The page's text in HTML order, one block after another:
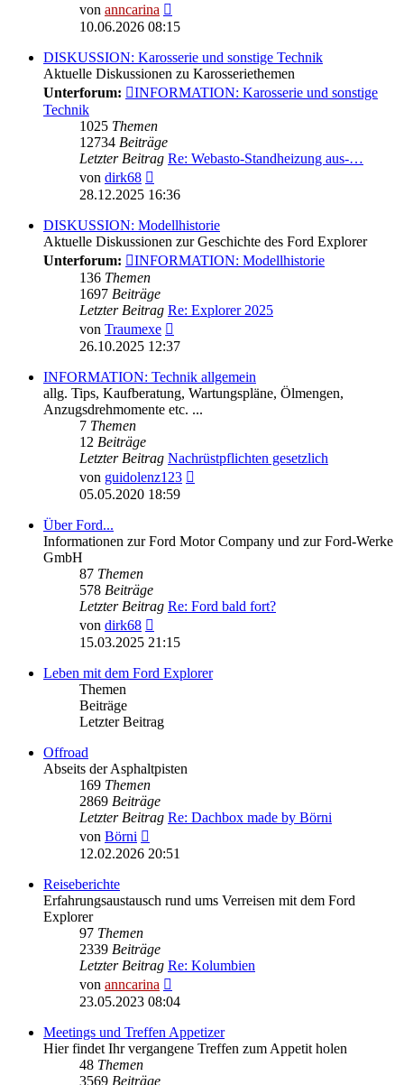
von anncarina
Beitrag
10.06.2026 08:15
DISKUSSION: Karosserie und sonstige Technik
Aktuelle Diskussionen zu Karosseriethemen
Unterforum:
INFORMATION: Karosserie und sonstige
Technik
1025 Themen
12734 Beiträge
Letzter Beitrag Re: Webasto-Standheizung aus-…
von dirk68
Beitrag
28.12.2025 16:36
DISKUSSION: Modellhistorie
Aktuelle Diskussionen zur Geschichte des Ford Explorer
Unterforum:
INFORMATION: Modellhistorie
136 Themen
1697 Beiträge
Letzter Beitrag Re: Explorer 2025
von Traumexe
Beitrag
26.10.2025 12:37
INFORMATION: Technik allgemein
allg. Tips, Kaufberatung, Wartungspläne, Ölmengen,
Anzugsdrehmomente etc. ...
7 Themen
12 Beiträge
Letzter Beitrag Nachrüstpflichten gesetzlich
von guidolenz123
05.05.2020 18:59
Über Ford...
Informationen zur Ford Motor Company und zur Ford-Werke
GmbH
87 Themen
578 Beiträge
Letzter Beitrag Re: Ford bald fort?
von dirk68
Beitrag
15.03.2025 21:15
Leben mit dem Ford Explorer
Themen
Beiträge
Letzter Beitrag
Offroad
Abseits der Asphaltpisten
169 Themen
2869 Beiträge
Letzter Beitrag Re: Dachbox made by Börni
von Börni
Beitrag
12.02.2026 20:51
Reiseberichte
Erfahrungsaustausch rund ums Verreisen mit dem Ford
Explorer
97 Themen
2339 Beiträge
Letzter Beitrag Re: Kolumbien
von anncarina
Beitrag
23.05.2023 08:04
Meetings und Treffen Appetizer
Hier findet Ihr vergangene Treffen zum Appetit holen
48 Themen
3569 Beiträge